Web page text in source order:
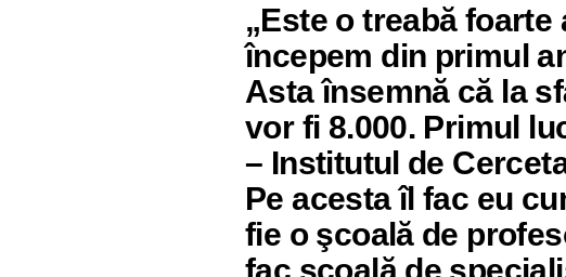
„Este o treabă
începem din primul
Asta însemnă că la
vor fi 8.000. Primul
– Institutul de
Pe acesta îl fac eu
fie o şcoală de
fac şcoală de